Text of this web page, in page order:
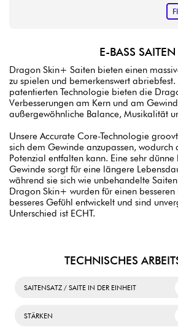
E-BASS SAITEN
Dragon Skin+ Saiten bieten einen
zu spielen und bemerkenswert
patentierten Technologie bieten die
Verbesserungen am Kern und am
außergewöhnliche Balance, Musikalität
Unsere Accurate Core-Technologie
sich dem Gewinde anzupassen, wodurch
Potenzial entfalten kann. Eine sehr
Gewinde sorgt für eine längere
während sie sich wie unbehandelte
Dragon Skin+ wurden für einen
besseres Gefühl entwickelt und sind
Unterschied ist ECHT.
TECHNISCHES
SAITENSATZ / SAITE IN DER EINHEIT
STÄRKEN